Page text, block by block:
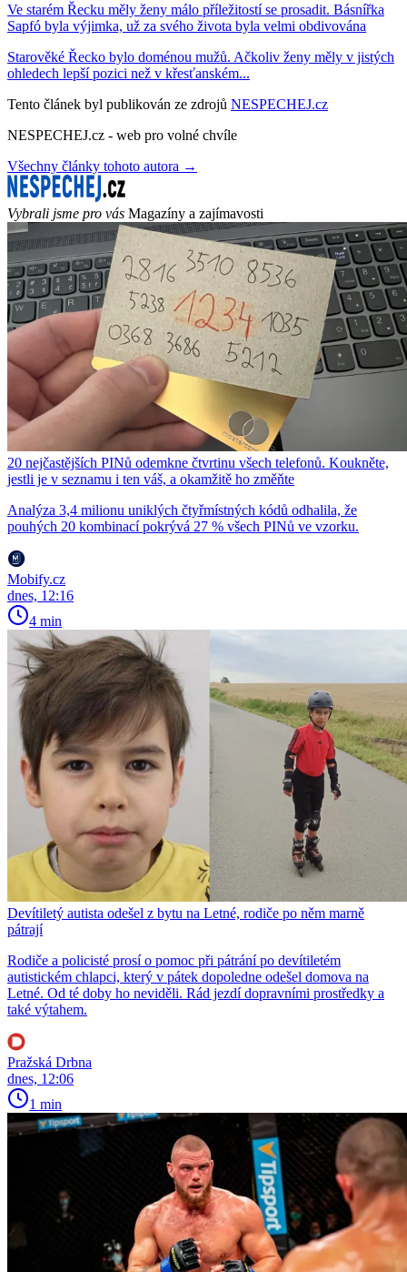
Ve starém Řecku měly ženy málo příležitostí se prosadit. Básnířka
Sapfó byla výjimka, už za svého života byla velmi obdivována
Starověké Řecko bylo doménou mužů. Ačkoliv ženy měly v jistých
ohledech lepší pozici než v křesťanském...
Tento článek byl publikován ze zdrojů NESPECHEJ.cz
NESPECHEJ.cz - web pro volné chvíle
Všechny články tohoto autora →
Vybrali jsme pro vás Magazíny a zajímavosti
20 nejčastějších PINů odemkne čtvrtinu všech telefonů. Koukněte,
jestli je v seznamu i ten váš, a okamžitě ho změňte
Analýza 3,4 milionu uniklých čtyřmístných kódů odhalila, že
pouhých 20 kombinací pokrývá 27 % všech PINů ve vzorku.
Mobify.cz
dnes, 12:16
4 min
Devítiletý autista odešel z bytu na Letné, rodiče po něm marně
pátrají
Rodiče a policisté prosí o pomoc při pátrání po devítiletém
autistickém chlapci, který v pátek dopoledne odešel domova na
Letné. Od té doby ho neviděli. Rád jezdí dopravními prostředky a
také výtahem.
Pražská Drbna
dnes, 12:06
1 min